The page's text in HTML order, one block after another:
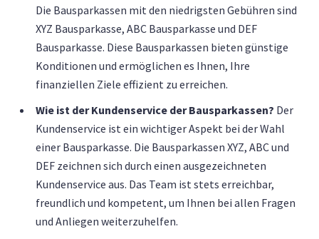
Die Bausparkassen mit den niedrigsten Gebühren sind
XYZ Bausparkasse, ABC Bausparkasse und DEF
Bausparkasse. Diese Bausparkassen bieten günstige
Konditionen und ermöglichen es Ihnen, Ihre
finanziellen Ziele effizient zu erreichen.
Wie ist der Kundenservice der Bausparkassen? Der
Kundenservice ist ein wichtiger Aspekt bei der Wahl
einer Bausparkasse. Die Bausparkassen XYZ, ABC und
DEF zeichnen sich durch einen ausgezeichneten
Kundenservice aus. Das Team ist stets erreichbar,
freundlich und kompetent, um Ihnen bei allen Fragen
und Anliegen weiterzuhelfen.